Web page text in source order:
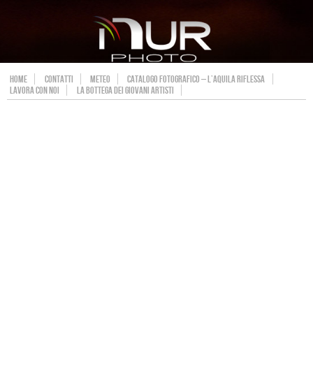
HOME CONTATTI METEO
CATALOGO FOTOGRAFICO – L’AQUILA RIFLESSA
LAVORA CON NOI
LA BOTTEGA DEI GIOVANI ARTISTI